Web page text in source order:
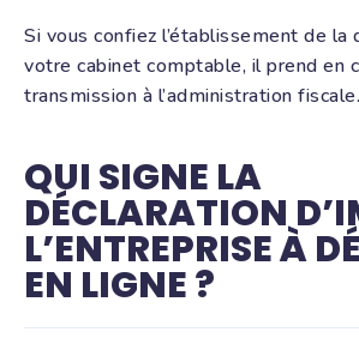
Si vous confiez l’établissement de la
votre cabinet comptable, il prend en
transmission à l’administration fiscale.
QUI SIGNE LA
DÉCLARATION
L’ENTREPRISE À
EN LIGNE ?